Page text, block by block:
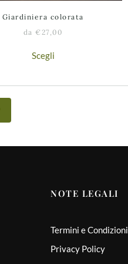
Giardiniera colorata
da € 27,00
Scegliprodotto
essere
del
NOTE LEGALI
Termini e Condizioni
Privacy Policy